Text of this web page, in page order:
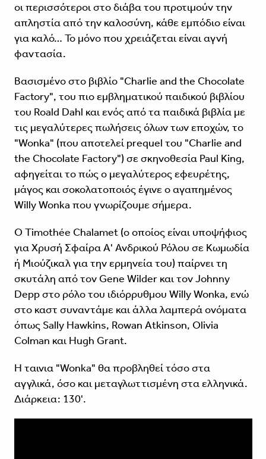
οι περισσότεροι στο διάβα του προτιμούν την
απληστία από την καλοσύνη, κάθε εμπόδιο είναι
για καλό… Το μόνο που χρειάζεται είναι αγνή
φαντασία.
Βασισμένο στο βιβλίο "Charlie and the Chocolate
Factory", του πιο εμβληματικού παιδικού βιβλίου
του Roald Dahl και ενός από τα παιδικά βιβλία με
τις μεγαλύτερες πωλήσεις όλων των εποχών, το
"Wonka" (που αποτελεί prequel του "Charlie and
the Chocolate Factory") σε σκηνοθεσία Paul King,
αφηγείται το πώς ο μεγαλύτερος εφευρέτης,
μάγος και σοκολατοποιός έγινε ο αγαπημένος
Willy Wonka που γνωρίζουμε σήμερα.
Ο Timothée Chalamet (ο οποίος είναι υποψήφιος
για Χρυσή Σφαίρα Α' Ανδρικού Ρόλου σε Κωμωδία
ή Μιούζικαλ για την ερμηνεία του) παίρνει τη
σκυτάλη από τον Gene Wilder και τον Johnny
Depp στο ρόλο του ιδιόρρυθμου Willy Wonka, ενώ
στο καστ συναντάμε και άλλα λαμπερά ονόματα
όπως Sally Hawkins, Rowan Atkinson, Olivia
Colman και Hugh Grant.
Η ταινια "Wonka" θα προβληθεί τόσο στα
αγγλικά, όσο και μεταγλωττισμένη στα ελληνικά.
Διάρκεια: 130'.